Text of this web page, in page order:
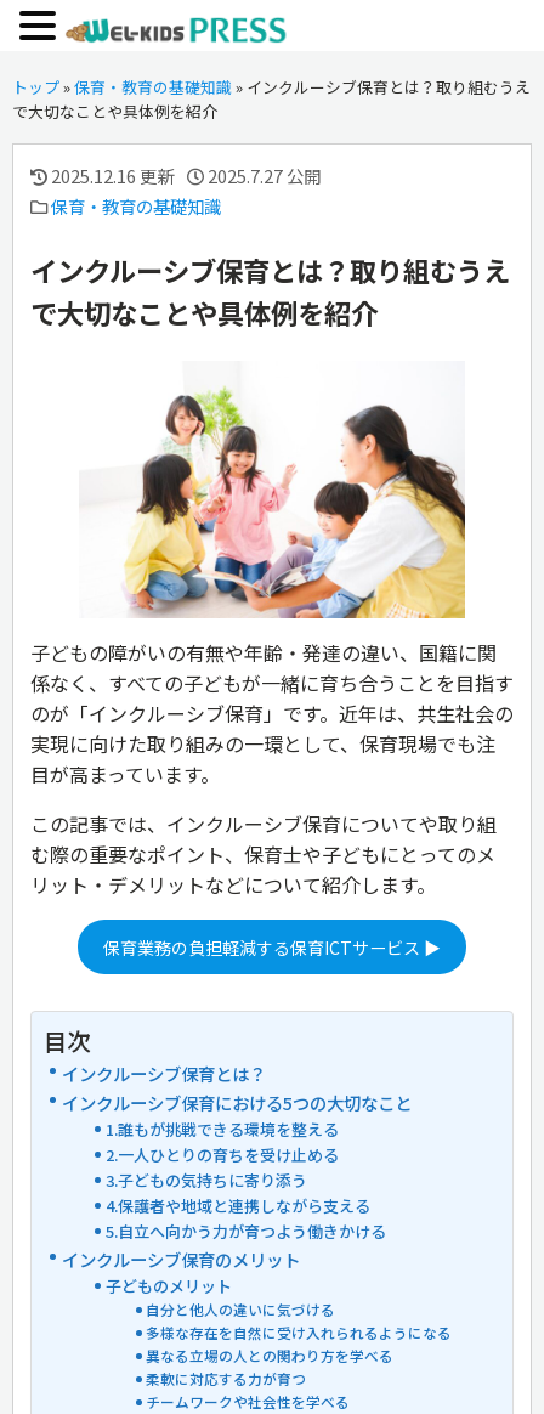
トップ»保育・教育の基礎知識» インクルーシブ保育とは？取り組むうえ
で大切なことや具体例を紹介
2025.12.16 更新
2025.7.27 公開
保育・教育の基礎知識
インクルーシブ保育とは？取り組むうえ
で大切なことや具体例を紹介
子どもの障がいの有無や年齢・発達の違い、国籍に関
係なく、すべての子どもが一緒に育ち合うことを目指す
のが「インクルーシブ保育」です。近年は、共生社会の
実現に向けた取り組みの一環として、保育現場でも注
目が高まっています。
この記事では、インクルーシブ保育についてや取り組
む際の重要なポイント、保育士や子どもにとってのメ
リット・デメリットなどについて紹介します。
保育業務の負担軽減する保育ICTサービス ▶
目次
インクルーシブ保育とは？
インクルーシブ保育における5つの大切なこと
1.誰もが挑戦できる環境を整える
2.一人ひとりの育ちを受け止める
3.子どもの気持ちに寄り添う
4.保護者や地域と連携しながら支える
5.自立へ向かう力が育つよう働きかける
インクルーシブ保育のメリット
子どものメリット
自分と他人の違いに気づける
多様な存在を自然に受け入れられるようになる
異なる立場の人との関わり方を学べる
柔軟に対応する力が育つ
チームワークや社会性を学べる